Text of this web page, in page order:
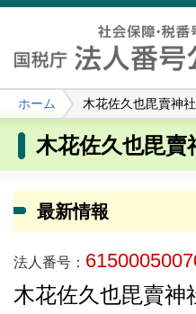
ホーム 木花佐久也毘賣神
木花佐久也毘賣
最新情報
法人番号：
木花佐久也毘賣神